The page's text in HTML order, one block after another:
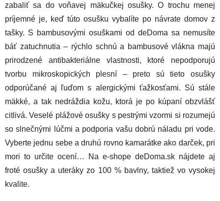
zabaliť sa do voňavej mäkučkej osušky. O trochu menej
príjemné je, keď túto osušku vybalíte po návrate domov z
tašky. S bambusovými osuškami od deDoma sa nemusíte
báť zatuchnutia – rýchlo schnú a bambusové vlákna majú
prirodzené antibakteriálne vlastnosti, ktoré nepodporujú
tvorbu mikroskopických plesní – preto sú tieto osušky
odporúčané aj ľuďom s alergickými ťažkosťami. Sú stále
mäkké, a tak nedráždia kožu, ktorá je po kúpaní obzvlášť
citlivá. Veselé plážové osušky s pestrými vzormi si rozumejú
so slnečnými lúčmi a podporia vašu dobrú náladu pri vode.
Vyberte jednu sebe a druhú rovno kamarátke ako darček, pri
mori to určite ocení… Na e-shope deDoma.sk nájdete aj
froté osušky a uteráky zo 100 % bavlny, taktiež vo vysokej
kvalite.